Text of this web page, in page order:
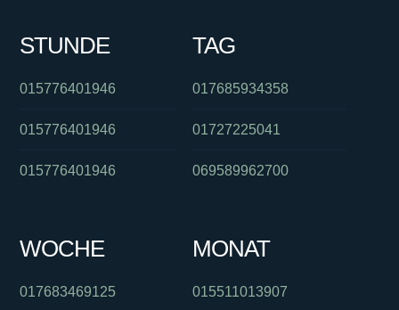
STUNDE
015776401946
015776401946
015776401946
TAG
017685934358
01727225041
069589962700
WOCHE
017683469125
MONAT
015511013907